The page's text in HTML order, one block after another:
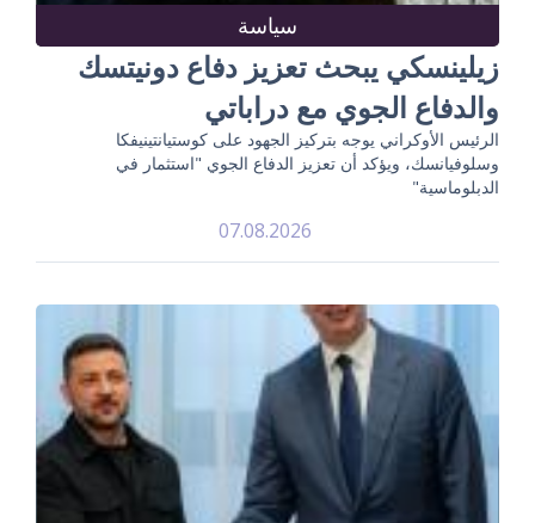
سياسة
زيلينسكي يبحث تعزيز دفاع دونيتسك
والدفاع الجوي مع دراباتي
الرئيس الأوكراني يوجه بتركيز الجهود على كوستيانتينيفكا
وسلوفيانسك، ويؤكد أن تعزيز الدفاع الجوي "استثمار في
الدبلوماسية"
07.08.2026